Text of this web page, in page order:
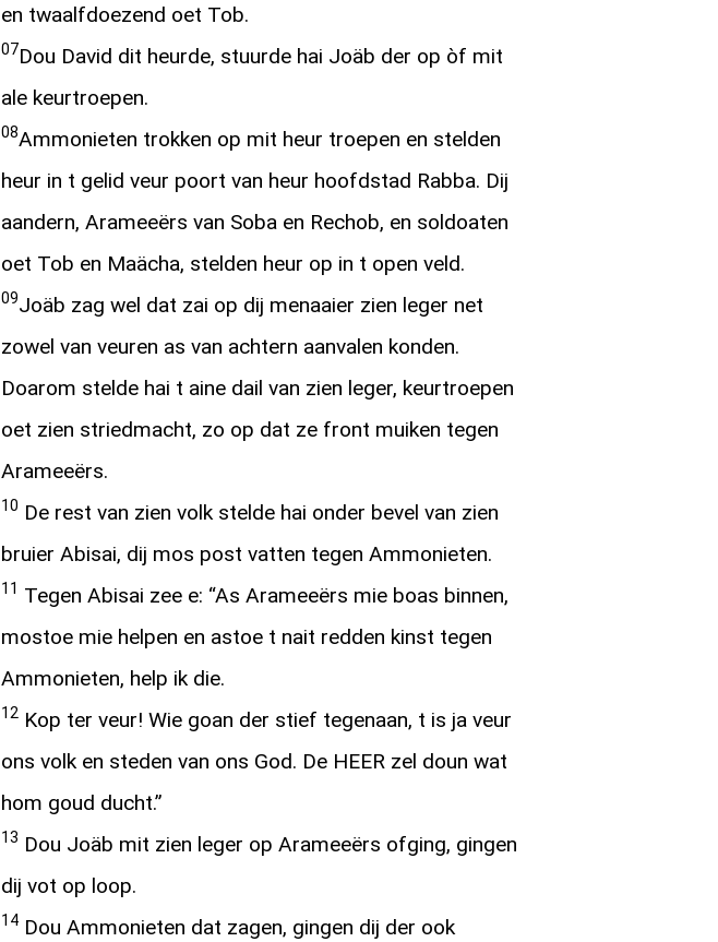
en twaalfdoezend oet Tob.
07Dou David dit heurde, stuurde hai Joäb der op òf mit
ale keurtroepen.
08Ammonieten trokken op mit heur troepen en stelden
heur in t gelid veur poort van heur hoofdstad Rabba. Dij
aandern, Arameeërs van Soba en Rechob, en soldoaten
oet Tob en Maächa, stelden heur op in t open veld.
09Joäb zag wel dat zai op dij menaaier zien leger net
zowel van veuren as van achtern aanvalen konden.
Doarom stelde hai t aine dail van zien leger, keurtroepen
oet zien striedmacht, zo op dat ze front muiken tegen
Arameeërs.
10 De rest van zien volk stelde hai onder bevel van zien
bruier Abisai, dij mos post vatten tegen Ammonieten.
11 Tegen Abisai zee e: “As Arameeërs mie boas binnen,
mostoe mie helpen en astoe t nait redden kinst tegen
Ammonieten, help ik die.
12 Kop ter veur! Wie goan der stief tegenaan, t is ja veur
ons volk en steden van ons God. De HEER zel doun wat
hom goud ducht.”
13 Dou Joäb mit zien leger op Arameeërs ofging, gingen
dij vot op loop.
14 Dou Ammonieten dat zagen, gingen dij der ook